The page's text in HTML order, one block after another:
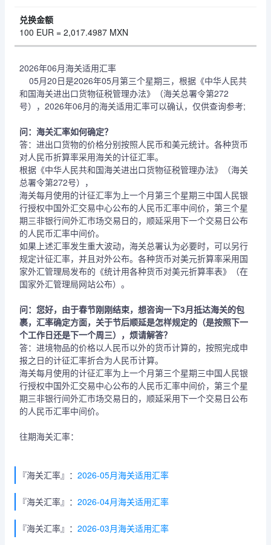
100 EUR = 2,017.4987 MXN
2026年06月海关适用汇率
05月20日是2026年05月第三个星期三，根据《中华人民共
和国海关进出口货物征税管理办法》（海关总署令第272
号），2026年06月的海关适用汇率可以确认，仅供查询参考;
问：海关汇率如何确定？
答：进出口货物的价格分别按照人民币和美元统计。各种货币
对人民币折算率采用海关的计征汇率。
根据《中华人民共和国海关进出口货物征税管理办法》（海关
总署令第272号），
海关每月使用的计征汇率为上一个月第三个星期三中国人民银
行授权中国外汇交易中心公布的人民币汇率中间价，第三个星
期三非银行间外汇市场交易日的，顺延采用下一个交易日公布
的人民币汇率中间价。
如果上述汇率发生重大波动，海关总署认为必要时，可以另行
规定计征汇率，并且对外公布。各种货币对美元折算率采用国
家外汇管理局发布的《统计用各种货币对美元折算率表》（在
国家外汇管理局网站公布）。
问：您好，由于春节刚刚结束，想咨询一下3月抵达海关的包
裹，汇率确定方面，关于节后顺延是怎样规定的（是按照下一
个工作日还是下一个周三），烦请解答？
答：进境物品的价格以人民币以外的货币计算的，按照完成申
报之日的计征汇率折合为人民币计算。
海关每月使用的计征汇率为上一个月第三个星期三中国人民银
行授权中国外汇交易中心公布的人民币汇率中间价，第三个星
期三非银行间外汇市场交易日的，顺延采用下一个交易日公布
的人民币汇率中间价。
往期海关汇率：
『海关汇率』： 2026-05月海关适用汇率
『海关汇率』： 2026-04月海关适用汇率
『海关汇率』： 2026-03月海关适用汇率